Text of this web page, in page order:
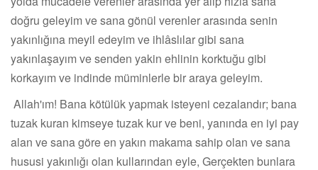
doğru geleyim ve sana gönül verenler arasında senin
yakınlığına meyil edeyim ve ihlâslılar gibi sana
yakınlaşayım ve senden yakin ehlinin korktuğu gibi
korkayım ve indinde müminlerle bir araya geleyim.
Allah'ım! Bana kötülük yapmak isteyeni cezalandır; bana
tuzak kuran kimseye tuzak kur ve beni, yanında en iyi pay
alan ve sana göre en yakın makama sahip olan ve sana
hususi yakınlığı olan kullarından eyle, Gerçekten bunlara